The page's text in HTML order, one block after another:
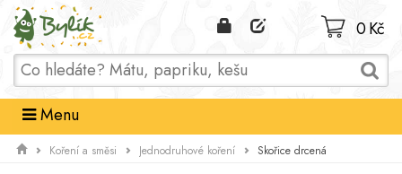
Domů
0 Kč
Menu
Koření a směsi Jednodruhové koření Skořice drcená